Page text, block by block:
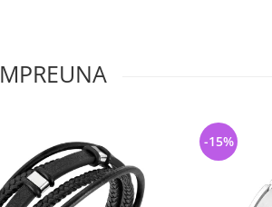
-15%